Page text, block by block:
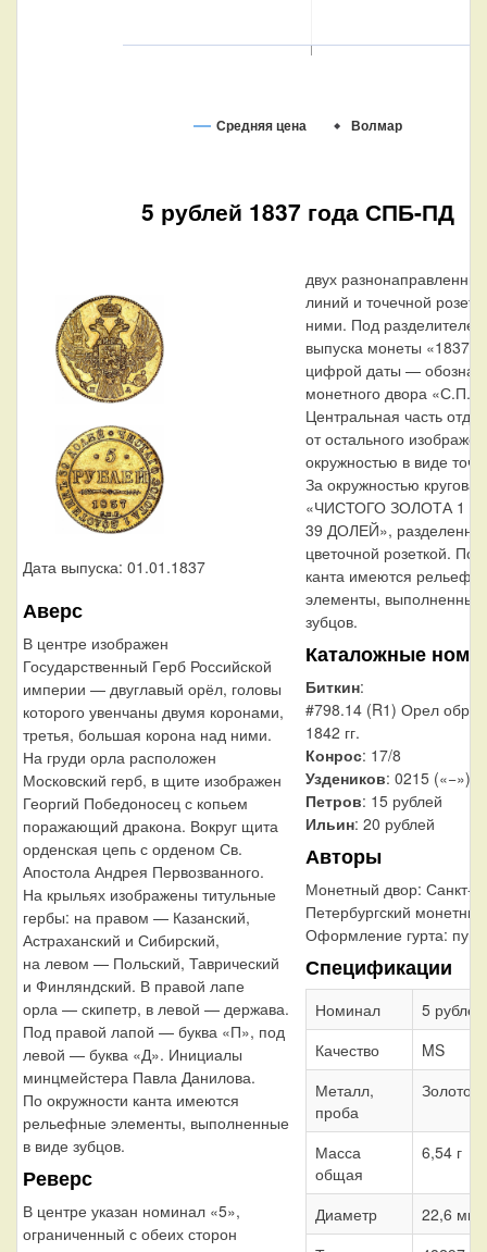
Средняя цена Волмар
5 рублей 1837 года СПБ-ПД
Дата выпуска: 01.01.1837
Аверс
В центре изображен
Государственный Герб Российской
империи — двуглавый орёл, головы
которого увенчаны двумя коронами,
третья, большая корона над ними.
На груди орла расположен
Московский герб, в щите изображен
Георгий Победоносец с копьем
поражающий дракона. Вокруг щита
орденская цепь с орденом Св.
Апостола Андрея Первозванного.
На крыльях изображены титульные
гербы: на правом — Казанский,
Астраханский и Сибирский,
на левом — Польский, Таврический
и Финляндский. В правой лапе
орла — скипетр, в левой — держава.
Под правой лапой — буква «П», под
левой — буква «Д». Инициалы
минцмейстера Павла Данилова.
По окружности канта имеются
рельефные элементы, выполненные
в виде зубцов.
Реверс
В центре указан номинал «5»,
ограниченный с обеих сторон
двух
линий и точечной
ними. Под
выпуска монеты
цифрой даты —
монетного двора
Центральная часть
от остального
окружностью в виде
За окружностью
«ЧИСТОГО ЗОЛОТА 1
39 ДОЛЕЙ»,
цветочной розеткой. По
канта имеются
элементы, выполненные
зубцов.
Каталожные
Биткин:
#798.14 (R1) Орел
1842 гг.
Конрос: 17/8
Уздеников: 0215 («−»)
Петров: 15 рублей
Ильин: 20 рублей
Авторы
Монетный двор: Санкт-
Петербургский
Оформление гурта:
Спецификации
Номинал
5 рублей
Качество
MS
Металл,
проба
Золото
Масса
общая
6,54 г
Диаметр
22,6 мм